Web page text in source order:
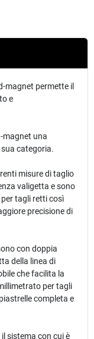
magnet permette il
e
magnet una
categoria.
misure di taglio
valigetta e sono
tagli retti così
precisione di
con doppia
della linea di
che facilita la
per tagli
completa e
sistema con cui è